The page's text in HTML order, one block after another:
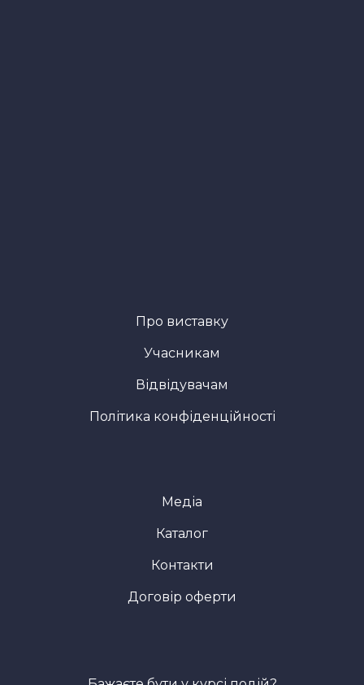
Про виставку
Учасникам
Відвідувачам
Політика конфіденційності
Медіа
Каталог
Контакти
Договір оферти